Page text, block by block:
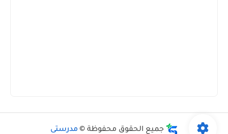
جميع الحقوق محفوظة © مدرستى